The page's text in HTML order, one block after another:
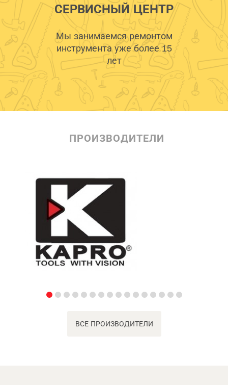
СЕРВИСНЫЙ ЦЕНТР
Мы занимаемся ремонтом
инструмента уже более 15
лет
ПРОИЗВОДИТЕЛИ
ВСЕ ПРОИЗВОДИТЕЛИ